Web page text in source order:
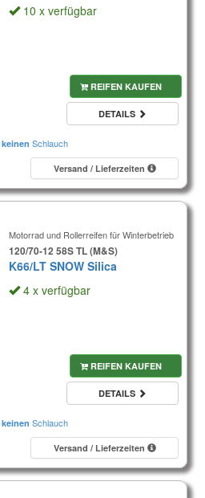
10 x verfügbar
REIFEN KAUFEN
DETAILS
keinen Schlauch
Versand / Lieferzeiten
Motorrad und Rollerreifen für Winterbetrieb
120/70-12 58S TL (M&S)
K66/LT SNOW Silica
4 x verfügbar
REIFEN KAUFEN
DETAILS
keinen Schlauch
Versand / Lieferzeiten